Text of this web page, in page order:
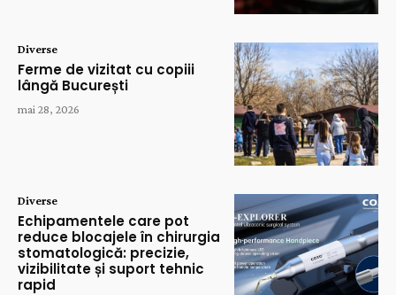
Diverse
Ferme de vizitat cu copiii
lângă București
mai 28, 2026
Diverse
Echipamentele care pot
reduce blocajele în chirurgia
stomatologică: precizie,
vizibilitate și suport tehnic
rapid